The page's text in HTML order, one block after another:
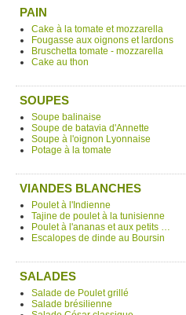
PAIN
Cake à la tomate et mozzarella
Fougasse aux oignons et lardons
Bruschetta tomate - mozzarella
Cake au thon
SOUPES
Soupe balinaise
Soupe de batavia d'Annette
Soupe à l'oignon Lyonnaise
Potage à la tomate
VIANDES BLANCHES
Poulet à l'Indienne
Tajine de poulet à la tunisienne
Poulet à l'ananas et aux petits …
Escalopes de dinde au Boursin
SALADES
Salade de Poulet grillé
Salade brésilienne